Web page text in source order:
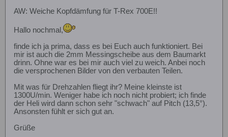
AW: Weiche Kopfdämfung für T-Rex 700E!!
Hallo nochmal,
finde ich ja prima, dass es bei Euch auch funktioniert. Bei
mir ist auch die 2mm Messingscheibe aus dem Baumarkt
drinn. Ohne war es bei mir auch viel zu weich. Anbei noch
die versprochenen Bilder von den verbauten Teilen.
Mit was für Drehzahlen fliegt ihr? Meine kleinste ist
1300U/min. Weniger habe ich noch nicht probiert; ich finde
der Heli wird dann schon sehr "schwach" auf Pitch (13,5°).
Ansonsten fühlt er sich gut an.
Grüße